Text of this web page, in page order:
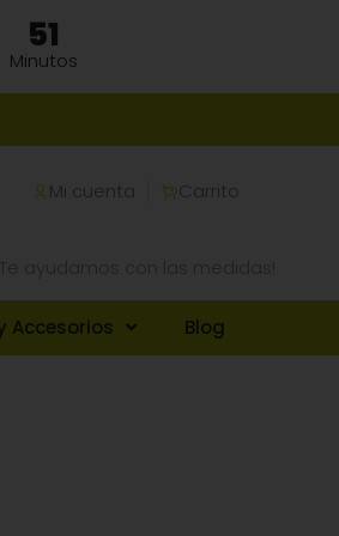
51
Minutos
Mi cuenta Carrito
Accesorios Blog